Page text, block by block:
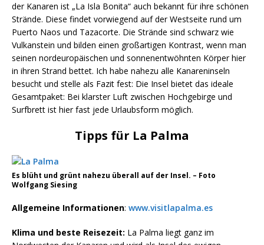
der Kanaren ist „La Isla Bonita“ auch bekannt für ihre schönen
Strände. Diese findet vorwiegend auf der Westseite rund um
Puerto Naos und Tazacorte. Die Strände sind schwarz wie
Vulkanstein und bilden einen großartigen Kontrast, wenn man
seinen nordeuropäischen und sonnenentwöhnten Körper hier
in ihren Strand bettet. Ich habe nahezu alle Kanareninseln
besucht und stelle als Fazit fest: Die Insel bietet das ideale
Gesamtpaket: Bei klarster Luft zwischen Hochgebirge und
Surfbrett ist hier fast jede Urlaubsform möglich.
Tipps für La Palma
Es blüht und grünt nahezu überall auf der Insel. – Foto
Wolfgang Siesing
Allgemeine Informationen: www.visitlapalma.es
Klima und beste Reisezeit: La Palma liegt ganz im